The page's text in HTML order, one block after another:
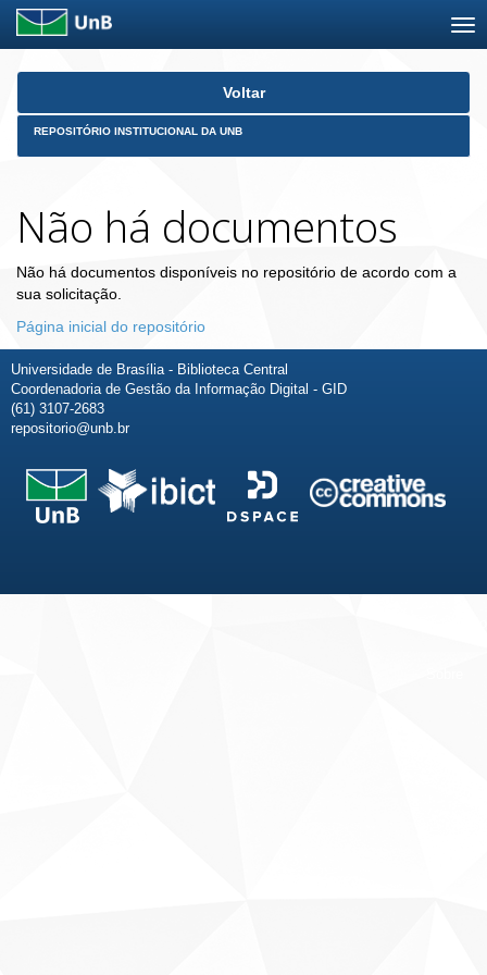
Skip
Voltar
REPOSITÓRIO INSTITUCIONAL DA UNB
Não há documentos
Não há documentos disponíveis no repositório de acordo com a
sua solicitação.
Página inicial do repositório
Universidade de Brasília - Biblioteca Central
Coordenadoria de Gestão da Informação Digital - GID
(61) 3107-2683
repositorio@unb.br